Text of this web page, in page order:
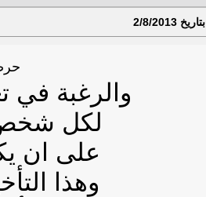
والرغبة في
لكل شخص
على ان
وهذا